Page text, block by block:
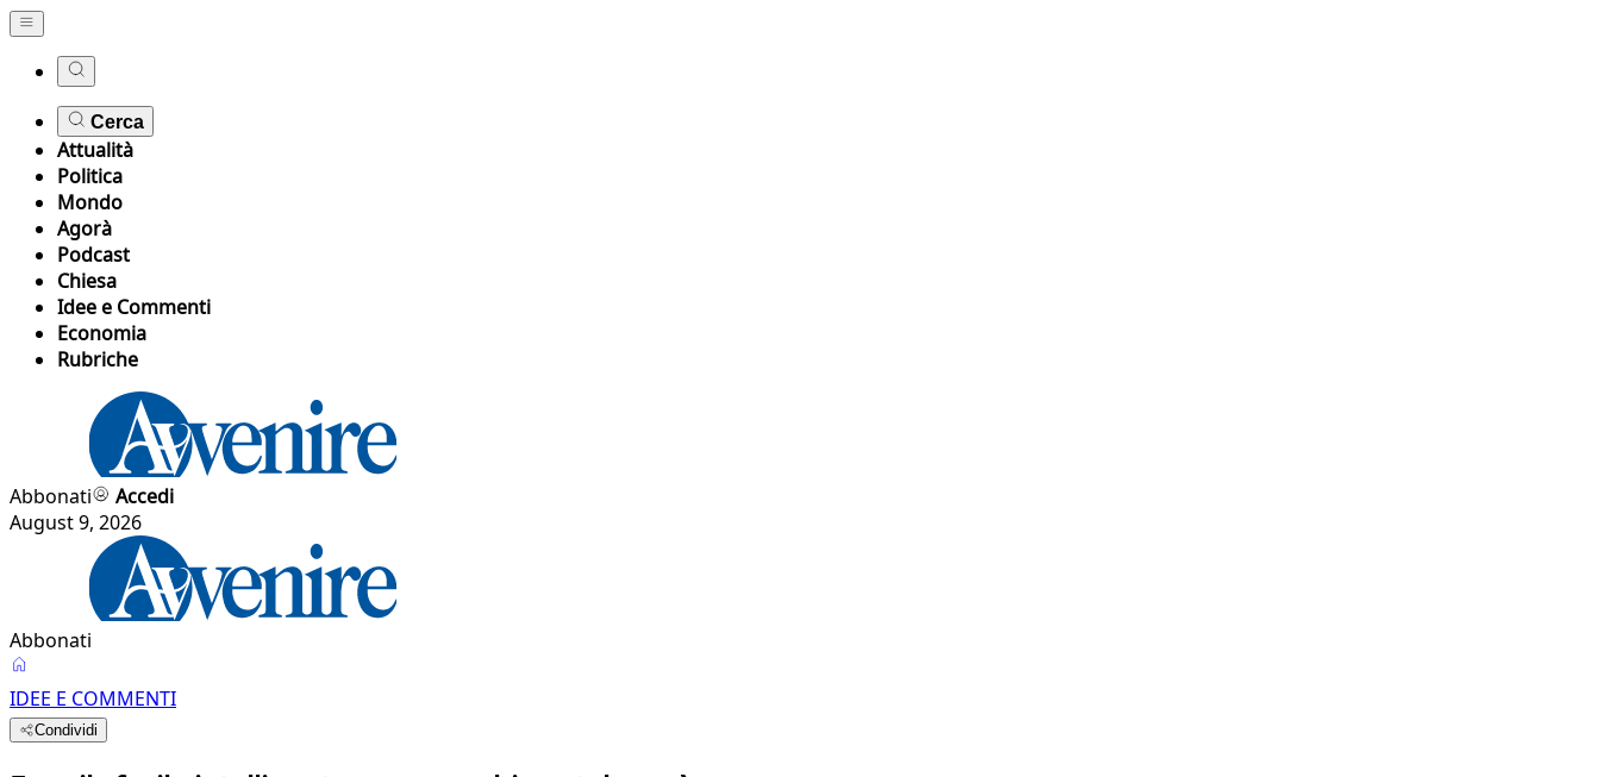
Cerca
Attualità
Politica
Mondo
Agorà
Podcast
Chiesa
Idee e Commenti
Economia
Rubriche
Abbonati
Accedi
August 9, 2026
Abbonati
IDEE E COMMENTI
Condividi